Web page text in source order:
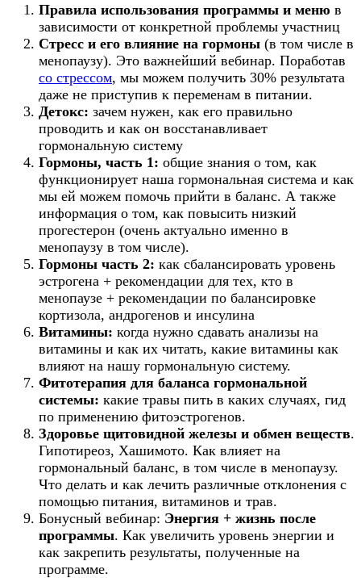
Правила использования программы и меню в
зависимости от конкретной проблемы участниц
Стресс и его влияние на гормоны (в том числе в
менопаузу). Это важнейший вебинар. Поработав
со стрессом, мы можем получить 30% результата
даже не приступив к переменам в питании.
Детокс: зачем нужен, как его правильно
проводить и как он восстанавливает
гормональную систему
Гормоны, часть 1: общие знания о том, как
функционирует наша гормональная система и как
мы ей можем помочь прийти в баланс. А также
информация о том, как повысить низкий
прогестерон (очень актуально именно в
менопаузу в том числе).
Гормоны часть 2: как сбалансировать уровень
эстрогена + рекомендации для тех, кто в
менопаузе + рекомендации по балансировке
кортизола, андрогенов и инсулина
Витамины: когда нужно сдавать анализы на
витамины и как их читать, какие витамины как
влияют на нашу гормональную систему.
Фитотерапия для баланса гормональной
системы: какие травы пить в каких случаях, гид
по применению фитоэстрогенов.
Здоровье щитовидной железы и обмен веществ.
Гипотиреоз, Хашимото. Как влияет на
гормональный баланс, в том числе в менопаузу.
Что делать и как лечить различные отклонения с
помощью питания, витаминов и трав.
Бонусный вебинар: Энергия + жизнь после
программы. Как увеличить уровень энергии и
как закрепить результаты, полученные на
программе.